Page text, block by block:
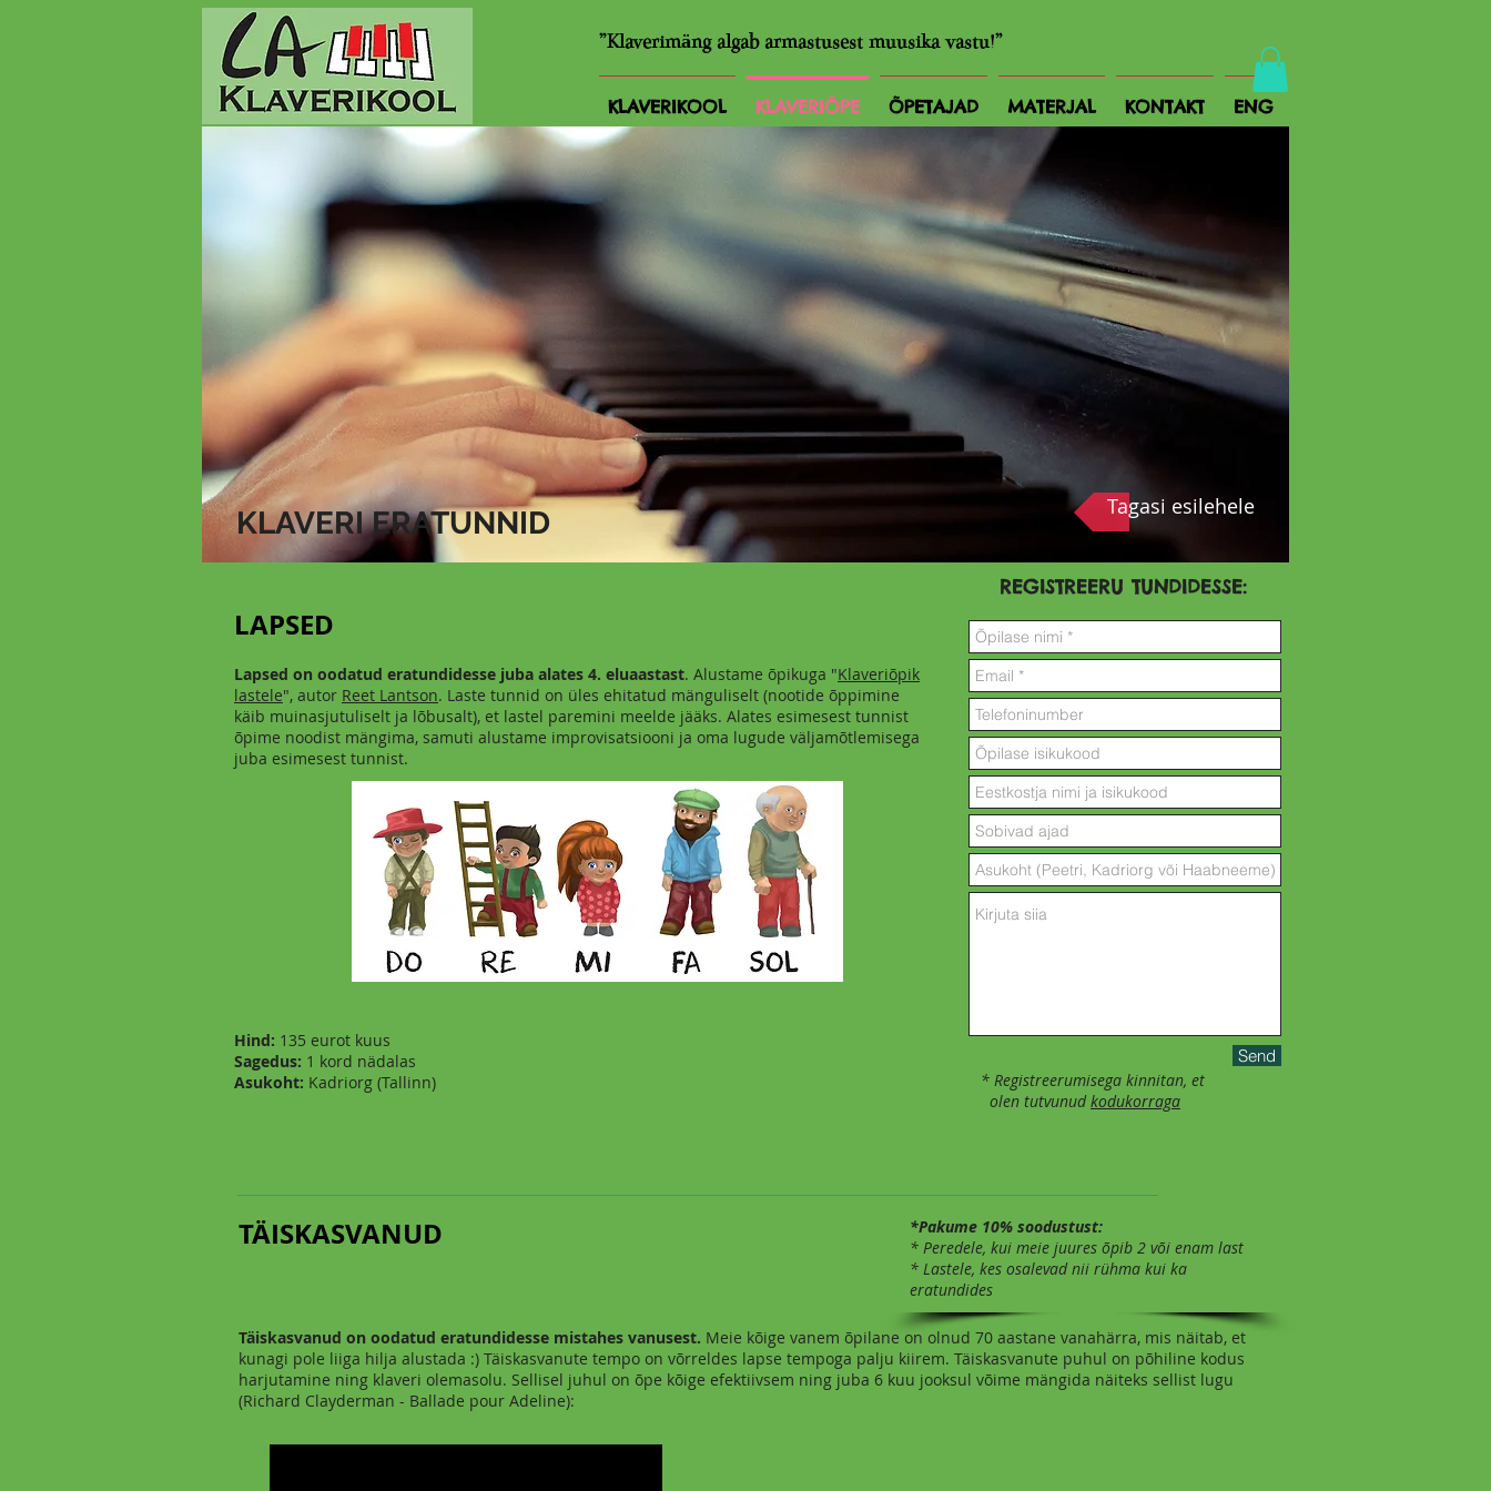
KLAVERIKOOL KLAVERIÕPE ÕPETAJAD MATERJAL KONTAKT ENG
"Klaverimäng algab armastusest muusika vastu!"
KLAVERI ERATUNNID Tagasi esilehele
REGISTREERU TUNDIDESSE:
* Registreerumisega kinnitan, et
olen tutvunudkodukorraga
Send
LAPSED
Lapsed on oodatud eratundidesse juba alates 4. eluaastast. Alustame õpikuga "Klaveriõpik
lastele", autor Reet Lantson. Laste tunnid on üles ehitatud mänguliselt (nootide õppimine
käib muinasjutuliselt ja lõbusalt), et lastel paremini meelde jääks. Alates esimesest tunnist
õpime noodist mängima, samuti alustame improvisatsiooni ja oma lugude väljamõtlemisega
juba esimesest tunnist.
Hind: 135 eurot kuus
Sagedus: 1 kord nädalas
Asukoht: Kadriorg (Tallinn)
TÄISKASVANUD
Täiskasvanud on oodatud eratundidesse mistahes vanusest. Meie kõige vanem õpilane on olnud 70 aastane vanahärra, mis näitab, et
kunagi pole liiga hilja alustada :) Täiskasvanute tempo on võrreldes lapse tempoga palju kiirem. Täiskasvanute puhul on põhiline kodus
harjutamine ning klaveri olemasolu. Sellisel juhul on õpe kõige efektiivsem ning juba 6 kuu jooksul võime mängida näiteks sellist lugu
(Richard Clayderman - Ballade pour Adeline):
*Pakume 10% soodustust:
* Peredele, kui meie juures õpib 2 või enam last
* Lastele, kes osalevad nii rühma kui ka
eratundides